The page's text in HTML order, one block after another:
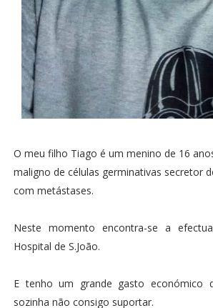
O meu filho Tiago é um menino de 16
maligno de células germinativas secretor
com metástases.
Neste momento encontra-se a
Hospital de S.João.
E tenho um grande gasto económico
sozinha não consigo suportar.